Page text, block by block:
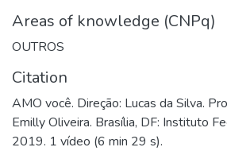
Areas of knowledge (CNPq)
OUTROS
Citation
AMO você. Direção: Lucas da Silva.
Emilly Oliveira. Brasília, DF: Instituto
2019. 1 vídeo (6 min 29 s).